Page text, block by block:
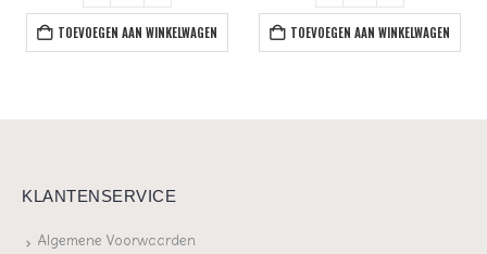
TOEVOEGEN AAN WINKELWAGEN TOEVOEGEN AAN WINKELWAGEN
KLANTENSERVICE
Algemene Voorwaarden